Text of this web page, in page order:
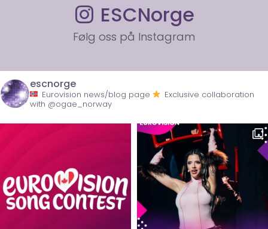
ESCNorge
Følg oss på Instagram
escnorge
Eurovision news/blog page
Exclusive collaboration
with @ogae_norway